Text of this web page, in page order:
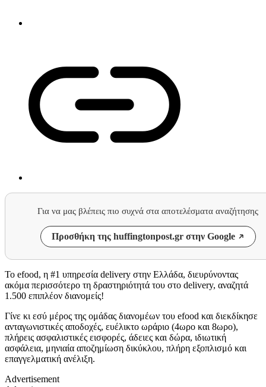
Για να μας βλέπεις πιο συχνά στα αποτελέσματα αναζήτησης
Προσθήκη της huffingtonpost.gr στην Google
Το efood, η #1 υπηρεσία delivery στην Ελλάδα, διευρύνοντας
ακόμα περισσότερο τη δραστηριότητά του στο delivery, αναζητά
1.500 επιπλέον διανομείς!
Γίνε κι εσύ μέρος της ομάδας διανομέων του efood και διεκδίκησε
ανταγωνιστικές αποδοχές, ευέλικτο ωράριο (4ωρο και 8ωρo),
πλήρεις ασφαλιστικές εισφορές, άδειες και δώρα, ιδιωτική
ασφάλεια, μηνιαία αποζημίωση δικύκλου, πλήρη εξοπλισμό και
επαγγελματική ανέλιξη.
Advertisement